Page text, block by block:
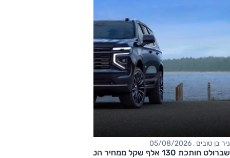
ניר בן טובים , 05/08/2026
שברולט חותכת 130 אלף שקל ממחיר הטאהו